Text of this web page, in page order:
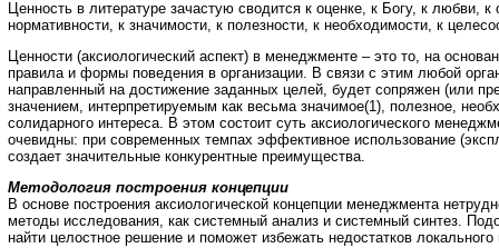
Ценность в литературе зачастую сводится к оценке, к Богу, к любви,
нормативности, к значимости, к полезности, к необходимости, к
Ценности (аксиологический аспект) в менеджменте – это то, на
правила и формы поведения в организации. В связи с этим любой
направленный на достижение заданных целей, будет сопряжен (или
значением, интерпретируемым как весьма значимое(1), полезное,
солидарного интереса. В этом состоит суть аксиологического
очевидны: при современных темпах эффективное использование
создает значительные конкурентные преимущества.
Методология построения концепции
В основе построения аксиологической концепции менеджмента
методы исследования, как системный анализ и системный синтез.
найти целостное решение и поможет избежать недостатков